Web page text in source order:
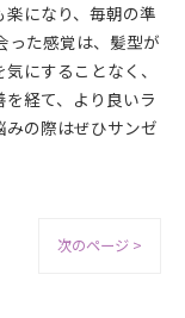
になり、毎朝の準
った感覚は、髪型が
にすることなく、
経て、より良いラ
の際はぜひサンゼ
次のページ >